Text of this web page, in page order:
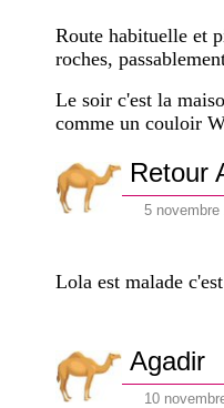
Route habituelle et
roches,
Le soir c'est la
comme un couloir
Retour
5 novembre
Lola est malade
Agadir
10